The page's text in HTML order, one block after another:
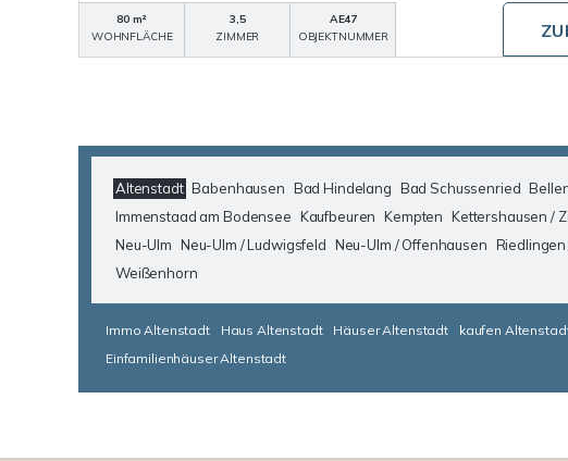
80 m²
WOHNFLÄCHE
3,5
ZIMMER
AE47
OBJEKTNUMMER
Altenstadt Babenhausen Bad Hindelang Bad Schussenried
Immenstaad am Bodensee Kaufbeuren Kempten Kettershausen /
Neu-Ulm Neu-Ulm / Ludwigsfeld Neu-Ulm / Offenhausen
Weißenhorn
Immo Altenstadt Haus Altenstadt Häuser Altenstadt kaufen
Einfamilienhäuser Altenstadt